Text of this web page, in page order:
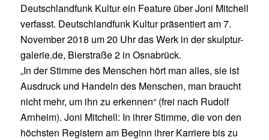
Deutschlandfunk Kultur ein Feature über Joni Mitchell
verfasst. Deutschlandfunk Kultur präsentiert am 7.
November 2018 um 20 Uhr das Werk in der skulptur-
galerie.de, Bierstraße 2 in Osnabrück.
„In der Stimme des Menschen hört man alles, sie ist
Ausdruck und Handeln des Menschen, man braucht
nicht mehr, um ihn zu erkennen“ (frei nach Rudolf
Arnheim). Joni Mitchell: In ihrer Stimme, die von den
höchsten Registern am Beginn ihrer Karriere bis zu